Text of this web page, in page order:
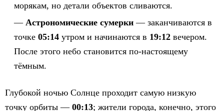
морякам, но детали объектов сливаются.
Астрономические сумерки — заканчиваются в
точке 05:14 утром и начинаются в 19:12 вечером.
После этого небо становится по-настоящему
тёмным.
Глубокой ночью Солнце проходит самую низкую
точку орбиты — 00:13; жители города, конечно, этого